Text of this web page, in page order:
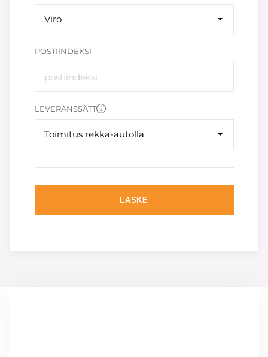
Viro
POSTIINDEKSI
LEVERANSSÄTT
Toimitus rekka-autolla
LASKE